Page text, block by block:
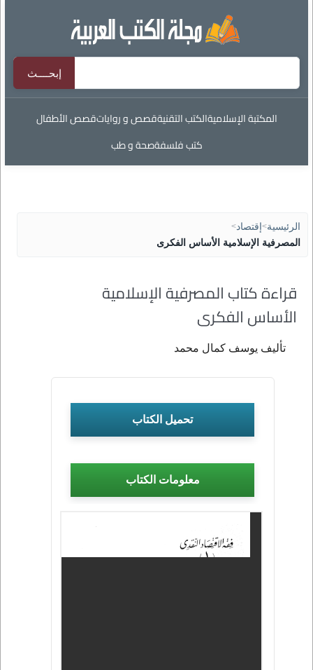
المكتبة الإسلاميةالكتب التقنيةقصص و رواياتقصص الأطفال
كتب فلسفةصحة و طب
الرئيسية> إقتصاد>
المصرفية الإسلامية الأساس الفكرى
قراءة كتاب المصرفية الإسلامية
الأساس الفكرى
تأليف يوسف كمال محمد
تحميل الكتاب
معلومات الكتاب